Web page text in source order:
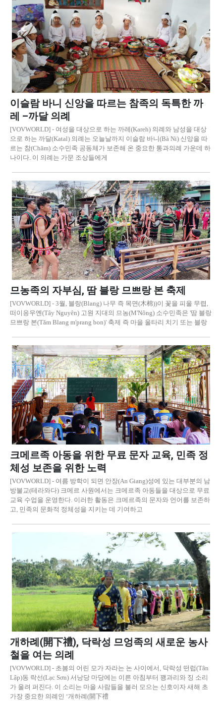
이슬람 바니 신앙을 따르는 참족의 독특한 까
레 –까달 의례
[VOVWORLD] - 여성을 대상으로 하는 까레(Kareh) 의례와 남성을 대상
으로 하는 까달(Katal) 의례는 오늘날까지 이슬람 바니(Bà Ni) 신앙을 따
르는 참(Chăm) 소수민족 공동체가 보존해 온 중요한 통과의례 가운데 하
나이다. 이 의례는 가문 조상들에게
므농족의 자부심, 땀 블랑 므쁘랑 본 축제
[VOVWORLD] - 3월, 블랑(Blang) 나무 즉 목면(木棉))이 꽃을 피울 무렵,
떠이응우옌(Tây Nguyên) 고원 지대의 므농(M'Nông) 소수민족은 '땀 블랑
므쁘랑 본(Tăm Blang m'prang bon)' 축제 즉 마을 울타리 치기 또는 블랑
크메르족 아동을 위한 무료 문자 교육, 민족 정
체성 보존을 위한 노력
[VOVWORLD] - 여름 방학이 되면 안장(An Giang)성에 있는 대부분의 남
방불교(테라와다) 크메르 사원에서는 크메르족 아동들을 대상으로 무료
교육 수업을 운영한다. 이러한 활동은 크메르족의 문자와 언어를 보존하
고, 민족의 문화적 정체성을 지키는 데 기여하고
개하례(開下禮), 닥락성 므엉족의 새로운 농사
철을 여는 의례
[VOVWORLD] - 초봄의 어린 모가 자라는 논 사이에서, 닥락성 떤럽(Tân
Lập)동 락선(Lạc Sơn) 서낭당 마당에는 이른 아침부터 꽹과리와 징 소리
가 울려 퍼진다. 이 소리는 마을 사람들을 불러 모으는 신호이자 새해 초
가장 중요한 의례인 ‘개하례(開下禮